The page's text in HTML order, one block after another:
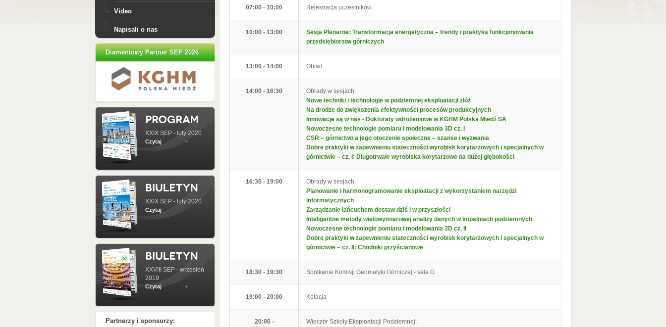
Video
Napisali o nas
Diamentowy Partner SEP 2026
XXIX SEP - luty 2020
Czytaj
XXIX SEP - luty 2020
Czytaj
XXVIII SEP - wrzesień
2019
Czytaj
Partnerzy i sponsorzy:
07:00 - 10:00 Rejestracja uczestników
10:00 - 13:00
Sesja Plenarna: Transformacja energetyczna – trendy i praktyka funkcjonowania
przedsiębiorstw górniczych
13:00 - 14:00 Obiad
14:00 - 16:30
Obrady w sesjach
Nowe techniki i technologie w podziemnej eksploatacji złóż
Na drodze do zwiększenia efektywności procesów produkcyjnych
Innowacje są w nas - Doktoraty wdrożeniowe w KGHM Polska Miedź SA
Nowoczesne technologie pomiaru i modelowania 3D cz. I
CSR – górnictwo a jego otoczenie społeczne – szanse i wyzwania
Dobre praktyki w zapewnieniu stateczności wyrobisk korytarzowych i specjalnych w
górnictwie – cz. I: Długotrwałe wyrobiska korytarzowe na dużej głębokości
16:30 - 19:00
Obrady w sesjach
Planowanie i harmonogramowanie eksploatacji z wykorzystaniem narzędzi
informatycznych
Zarządzanie łańcuchem dostaw dziś i w przyszłości
Inteligentne metody wielowymiarowej analizy danych w kopalniach podziemnych
Nowoczesne technologie pomiaru i modelowania 3D cz. II
Dobre praktyki w zapewnieniu stateczności wyrobisk korytarzowych i specjalnych w
górnictwie – cz. II: Chodniki przyścianowe
18:30 - 19:30 Spotkanie Komisji Geomatyki Górniczej - sala G
19:00 - 20:00 Kolacja
20:00 -
Wieczór Szkoły Eksploatacji Podziemnej: